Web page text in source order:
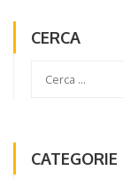
CERCA
CATEGORIE